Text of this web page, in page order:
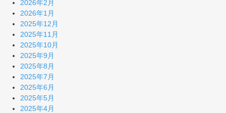
2026年2月
2026年1月
2025年12月
2025年11月
2025年10月
2025年9月
2025年8月
2025年7月
2025年6月
2025年5月
2025年4月